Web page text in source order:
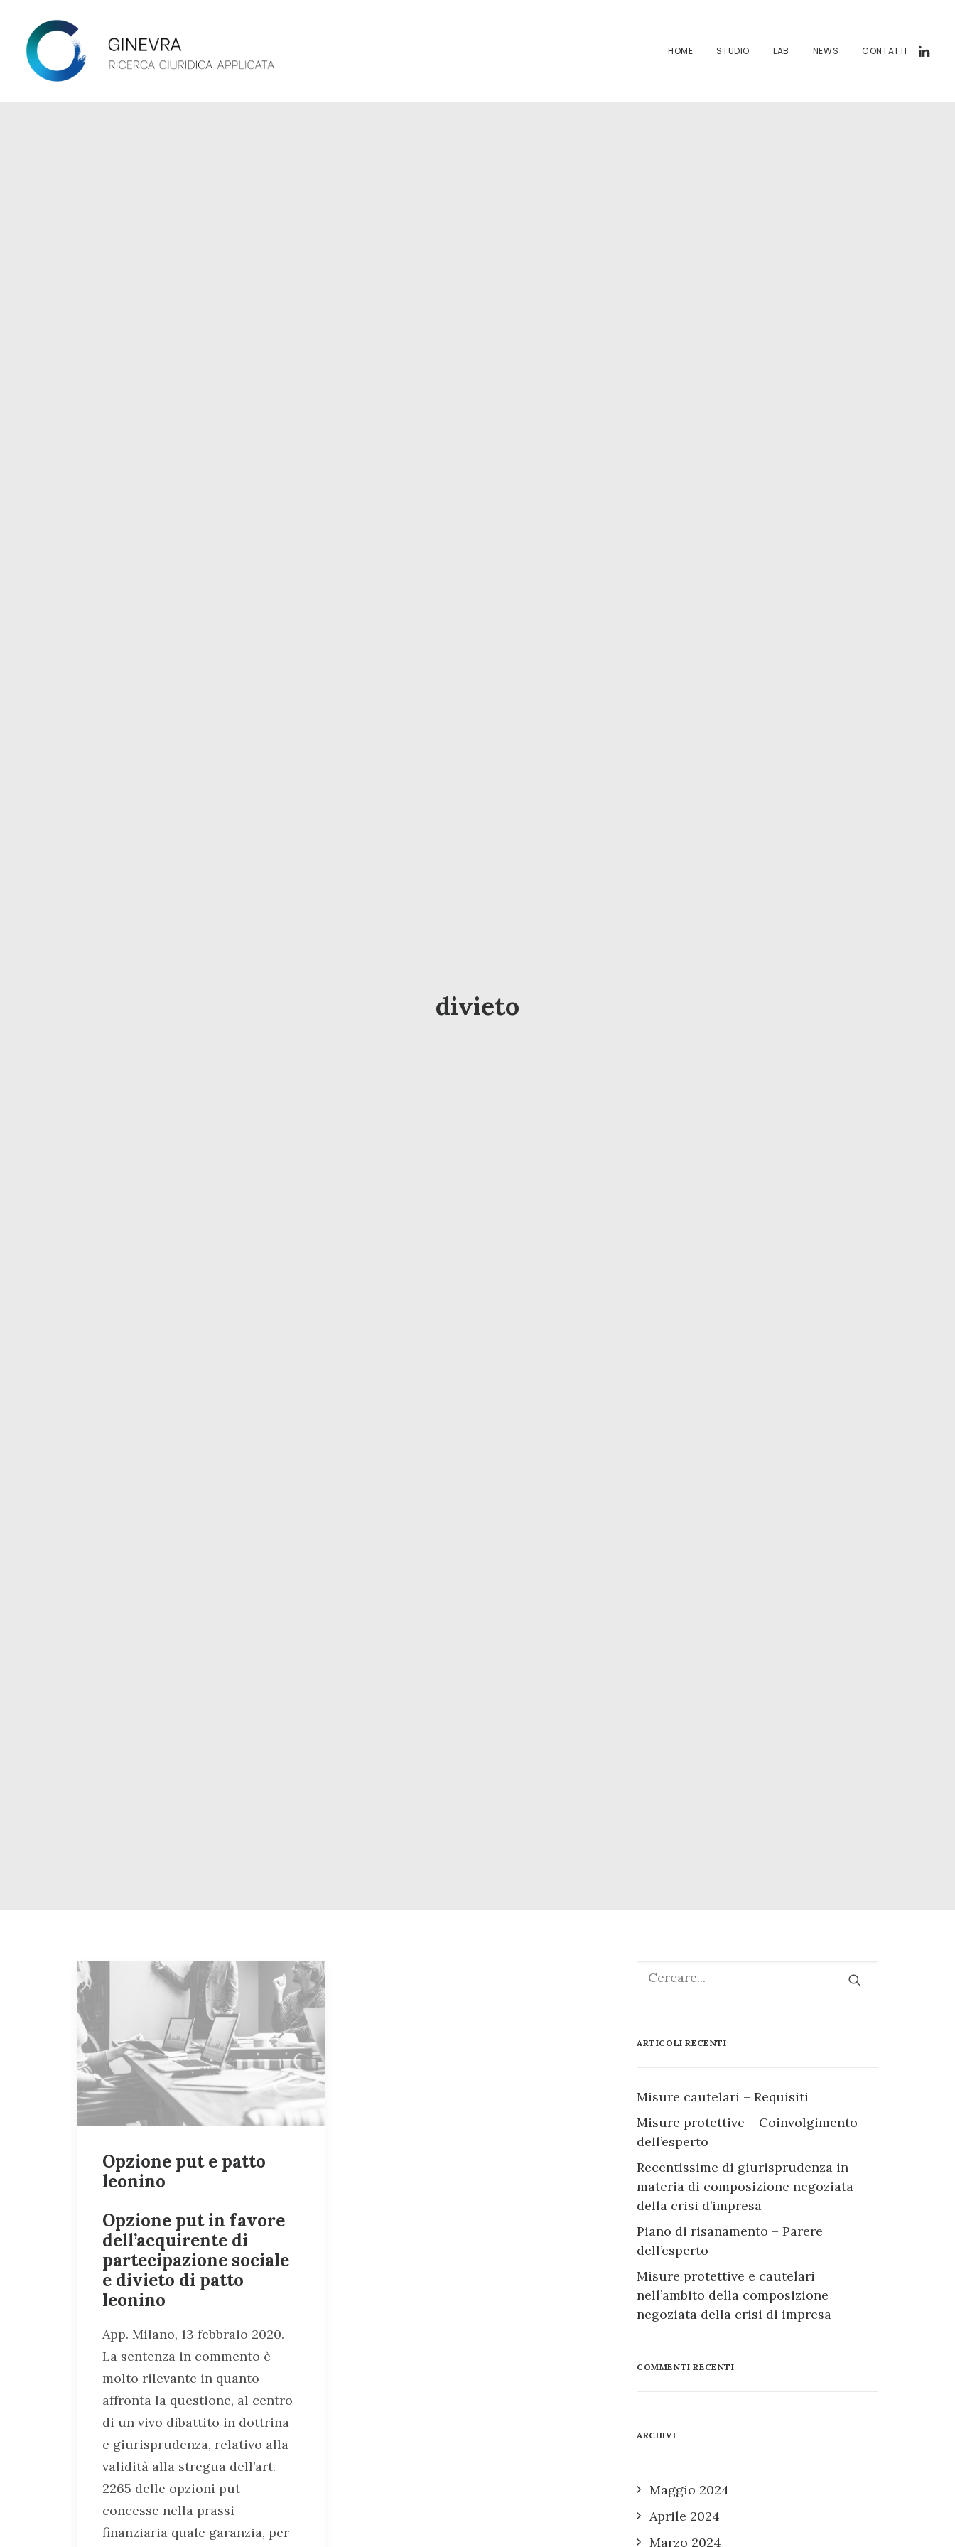
HOME STUDIO LAB NEWS CONTATTI
divieto
Opzione put e patto
leonino
Opzione put in favore
dell’acquirente di
partecipazione sociale
e divieto di patto
leonino
App. Milano, 13 febbraio 2020.
La sentenza in commento è
molto rilevante in quanto
affronta la questione, al centro
di un vivo dibattito in dottrina
e giurisprudenza, relativo alla
validità alla stregua dell’art.
2265 delle opzioni put
concesse nella prassi
finanziaria quale garanzia, per
ARTICOLI RECENTI
Misure cautelari – Requisiti
Misure protettive – Coinvolgimento
dell’esperto
Recentissime di giurisprudenza in
materia di composizione negoziata
della crisi d’impresa
Piano di risanamento – Parere
dell’esperto
Misure protettive e cautelari
nell’ambito della composizione
negoziata della crisi di impresa
COMMENTI RECENTI
ARCHIVI
Maggio 2024
Aprile 2024
Marzo 2024